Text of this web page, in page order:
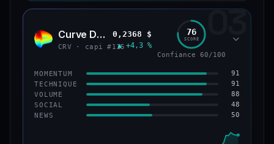
CAP. MARCHÉ VOLUME 24 H
VAR. 7 J VAR. 30 J
+82,3 %
VS ATH
−69,6 % #65
CONFIANCE 66/100
03
CRV Curve DAO
CRV · capi #115
0,2368 $
▲ +4,3 %
76
SCORE
Confiance 60/100
MOMENTUM 91
TECHNIQUE 91
VOLUME 88
SOCIAL 48
NEWS 50